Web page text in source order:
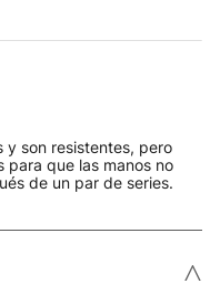
y son resistentes, pero
para que las manos no
de un par de series.
˄